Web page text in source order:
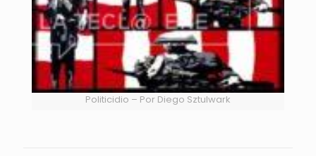
Politicidio – Por Diego Sztulwark